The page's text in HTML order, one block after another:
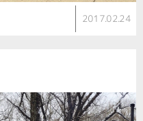
2017.02.24